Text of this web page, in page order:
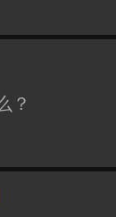
？